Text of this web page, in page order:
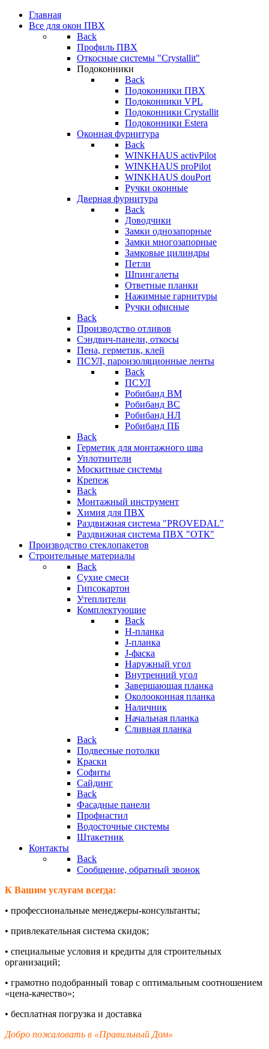
Главная
Все для окон ПВХ
Back
Профиль ПВХ
Откосные системы "Crystallit"
Подоконники
Back
Подоконники ПВХ
Подоконники VPL
Подоконники Crystallit
Подоконники Estera
Оконная фурнитура
Back
WINKHAUS activPilot
WINKHAUS proPilot
WINKHAUS douPort
Ручки оконные
Дверная фурнитура
Back
Доводчики
Замки однозапорные
Замки многозапорные
Замковые цилиндры
Петли
Шпингалеты
Ответные планки
Нажимные гарнитуры
Ручки офисные
Back
Производство отливов
Сэндвич-панели, откосы
Пена, герметик, клей
ПСУЛ, пароизоляционные ленты
Back
ПСУЛ
Робибанд ВМ
Робибанд ВС
Робибанд НЛ
Робибанд ПБ
Back
Герметик для монтажного шва
Уплотнители
Москитные системы
Крепеж
Back
Монтажный инструмент
Химия для ПВХ
Раздвижная система "PROVEDAL"
Раздвижная система ПВХ "ОТК"
Производство стеклопакетов
Строительные материалы
Back
Сухие смеси
Гипсокартон
Утеплители
Комплектующие
Back
H-планка
J-планка
J-фаска
Наружный угол
Внутренний угол
Завершающая планка
Околооконная планка
Наличник
Начальная планка
Сливная планка
Back
Подвесные потолки
Краски
Софиты
Сайдинг
Back
Фасадные панели
Профнастил
Водосточные системы
Штакетник
Контакты
Back
Сообщение, обратный звонок
К Вашим услугам всегда:
• профессиональные менеджеры-консультанты;
• привлекательная система скидок;
• специальные условия и кредиты для строительных
организаций;
• грамотно подобранный товар с оптимальным соотношением
«цена-качество»;
• бесплатная погрузка и доставка
Добро пожаловать в «Правильный Дом»